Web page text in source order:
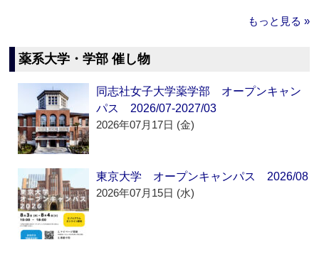
もっと見る »
薬系大学・学部 催し物
同志社女子大学薬学部 オープンキャン
パス 2026/07-2027/03
2026年07月17日 (金)
東京大学 オープンキャンパス 2026/08
2026年07月15日 (水)